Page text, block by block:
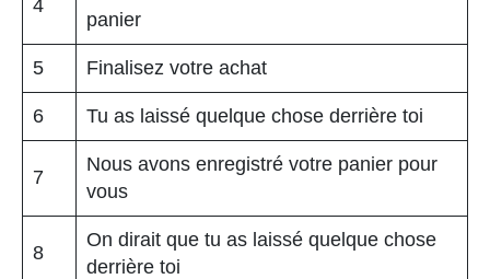
4
panier
5 Finalisez votre achat
6 Tu as laissé quelque chose derrière toi
7
Nous avons enregistré votre panier pour
vous
8
On dirait que tu as laissé quelque chose
derrière toi